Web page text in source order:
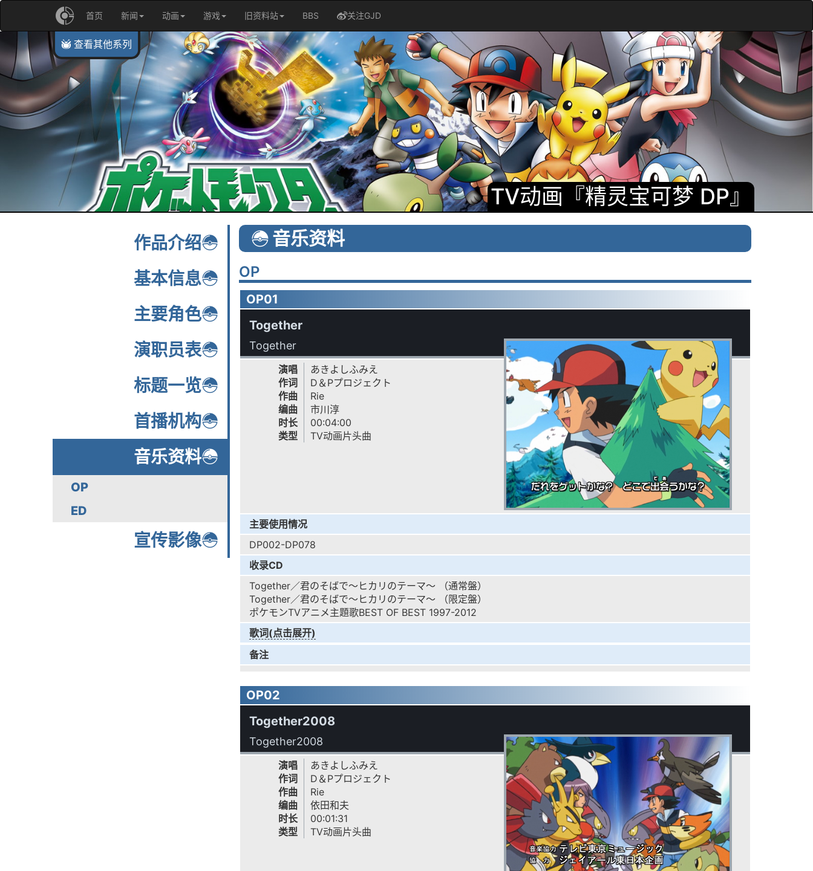
首页 新闻 动画 游戏 旧资料站 BBS 关注GJD
TV动画 『精灵宝可梦』
TV动画『精灵宝可梦 超世代』
TV动画『精灵宝可梦 DP』
TV动画『精灵宝可梦 超级愿望』
TV动画『精灵宝可梦 超级愿望 第2季』
TV动画『精灵宝可梦 XY』
TV动画『精灵宝可梦 XY&Z』
TV动画『精灵宝可梦 太阳与月亮』
查看其他系列
TV动画『精灵宝可梦 DP』
作品介绍
基本信息
主要角色
演职员表
标题一览
首播机构
音乐资料
OP
ED
宣传影像
音乐资料
OP
OP01
Together
Together
演唱
あきよしふみえ
作词
D＆Pプロジェクト
作曲
Rie
编曲
市川淳
时长
00:04:00
类型
TV动画片头曲
主要使用情况
DP002-DP078
收录CD
Together／君のそばで～ヒカリのテーマ～ （通常盤）
Together／君のそばで～ヒカリのテーマ～ （限定盤）
ポケモンTVアニメ主題歌BEST OF BEST 1997-2012
歌词(点击展开)
备注
OP02
Together2008
Together2008
演唱
あきよしふみえ
作词
D＆Pプロジェクト
作曲
Rie
编曲
依田和夫
时长
00:01:31
类型
TV动画片头曲